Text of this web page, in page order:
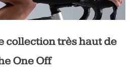
collection très haut de
One Off